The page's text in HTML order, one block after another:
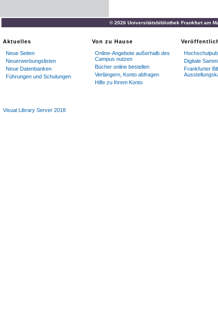
© 2026 Universitätsbibliothek Frankfurt am
Aktuelles
Neue Seiten
Neuerwerbungslisten
Neue Datenbanken
Führungen und Schulungen
Von zu Hause
Online-Angebote außerhalb des
Campus nutzen
Bücher online bestellen
Verlängern, Konto abfragen
Hilfe zu Ihrem Konto
Digitale
Frankfurter
Visual Library Server 2018